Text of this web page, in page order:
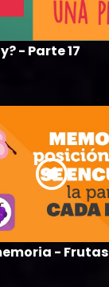
- Parte 17
- Frutas